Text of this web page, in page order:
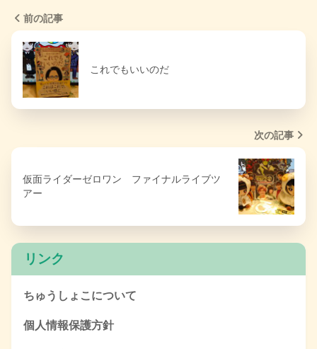
前の記事
これでもいいのだ
次の記事
仮面ライダーゼロワン ファイナルライブツ
アー
リンク
ちゅうしょこについて
個人情報保護方針